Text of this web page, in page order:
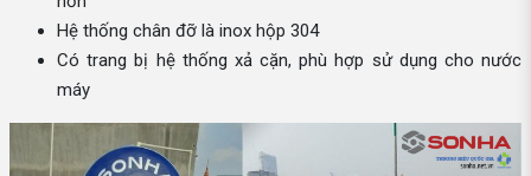
Hệ thống chân đỡ là inox hộp 304
Có trang bị hệ thống xả cặn, phù hợp sử dụng cho nước
máy